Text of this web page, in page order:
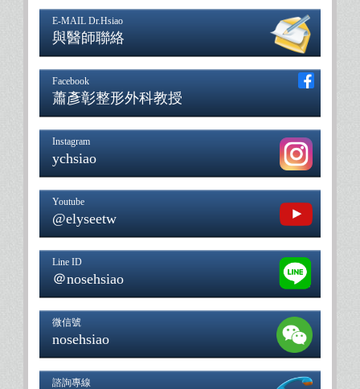
E-MAIL Dr.Hsiao
與醫師聯絡
Facebook
蕭彥彰整形外科教授
Instagram
ychsiao
Youtube
@elyseetw
Line ID
＠nosehsiao
微信號
nosehsiao
諮詢專線